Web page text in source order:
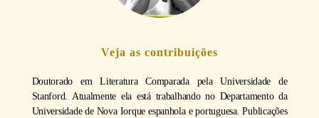
Veja as contribuições
Doutorado em Literatura Comparada pela Universidade de
Stanford. Atualmente ela está trabalhando no Departamento da
Universidade de Nova Iorque espanhola e portuguesa. Publicações